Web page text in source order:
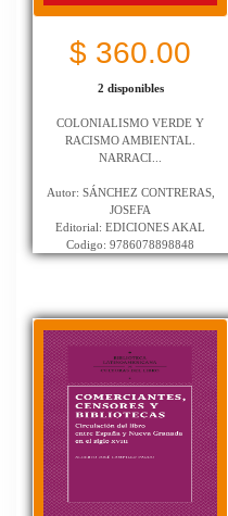
$ 360.00
2 disponibles
COLONIALISMO VERDE Y
RACISMO AMBIENTAL.
NARRACI...
Autor: SÁNCHEZ CONTRERAS,
JOSEFA
Editorial: EDICIONES AKAL
Codigo: 9786078898848